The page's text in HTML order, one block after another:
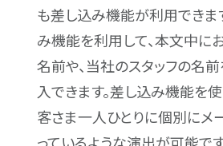
も差し込み機能が利用できま
み機能を利用して、本文中に
名前や、当社のスタッフの名
入できます。差し込み機能を使
客さま一人ひとりに個別にメ
っているような演出が可能で